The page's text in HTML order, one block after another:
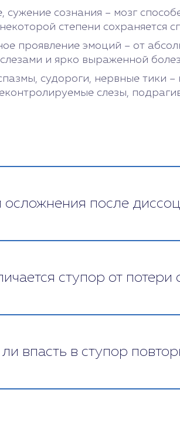
сужение сознания – мозг
степени сохраняется
проявление эмоций – от
и ярко выраженной
судороги, нервные тики
слезы,
осложнения после
психопатологический
расстройство).
ступор от потери
человек находится в
впасть в ступор
того, человек, переживший